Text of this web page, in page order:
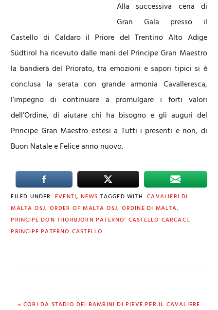
Alla successiva cena di
Gran Gala presso il
Castello di Caldaro il Priore del Trentino Alto Adige
Südtirol ha ricevuto dalle mani del Principe Gran Maestro
la bandiera del Priorato, tra emozioni e sapori tipici si è
conclusa la serata con grande armonia Cavalleresca,
l’impegno di continuare a promulgare i forti valori
dell’Ordine, di aiutare chi ha bisogno e gli auguri del
Principe Gran Maestro estesi a Tutti i presenti e non, di
Buon Natale e Felice anno nuovo.
FILED UNDER: EVENTI, NEWS TAGGED WITH:CAVALIERI DI
MALTA OSJ, ORDER OF MALTA OSJ, ORDINE DI MALTA,
PRINCIPE DON THORBJORN PATERNO' CASTELLO CARCACI,
PRINCIPE PATERNO CASTELLO
PREVIOUS
« CORI DA STADIO DEI BAMBINI DI PIEVE PER IL CAVALIERE